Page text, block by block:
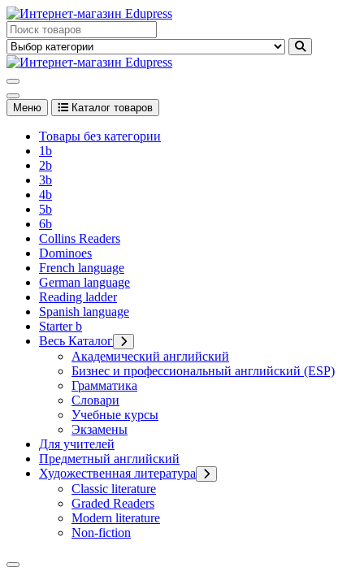
Перейти
к
содержимому
Edupress Uzbekistan, Edupress Узбекистан, книги, учебники на
английском языке
английском языке
Меню Каталог товаров
Товары без категории
1b
2b
3b
4b
5b
6b
Collins Readers
Dominoes
French language
German language
Reading ladder
Spanish language
Starter b
Весь Каталог
Академический английский
Бизнес и профессиональный английский (ESP)
Грамматика
Словари
Учебные курсы
Экзамены
Для учителей
Предметный английский
Художественная литература
Classic literature
Graded Readers
Modern literature
Non-fiction